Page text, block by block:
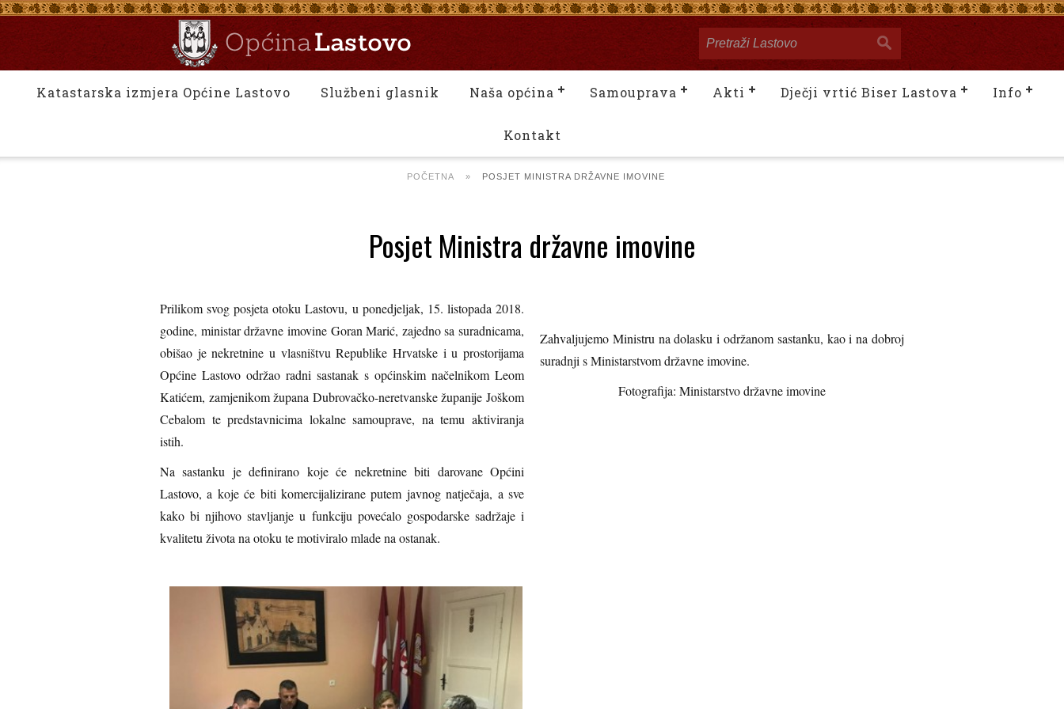
Katastarska izmjera Općine Lastovo Službeni glasnik Naša općina Samouprava Akti Dječji vrtić Biser Lastova Info
Kontakt
POČETNA » POSJET MINISTRA DRŽAVNE IMOVINE
Posjet Ministra državne imovine
Prilikom svog posjeta otoku Lastovu, u ponedjeljak, 15. listopada 2018.
godine, ministar državne imovine Goran Marić, zajedno sa suradnicama,
obišao je nekretnine u vlasništvu Republike Hrvatske i u prostorijama
Općine Lastovo održao radni sastanak s općinskim načelnikom Leom
Katićem, zamjenikom župana Dubrovačko-neretvanske županije Joškom
Cebalom te predstavnicima lokalne samouprave, na temu aktiviranja
istih.
Na sastanku je definirano koje će nekretnine biti darovane Općini
Lastovo, a koje će biti komercijalizirane putem javnog natječaja, a sve
kako bi njihovo stavljanje u funkciju povećalo gospodarske sadržaje i
kvalitetu života na otoku te motiviralo mlade na ostanak.
Zahvaljujemo Ministru na dolasku i održanom sastanku, kao i na dobroj
suradnji s Ministarstvom državne imovine.
Fotografija: Ministarstvo državne imovine